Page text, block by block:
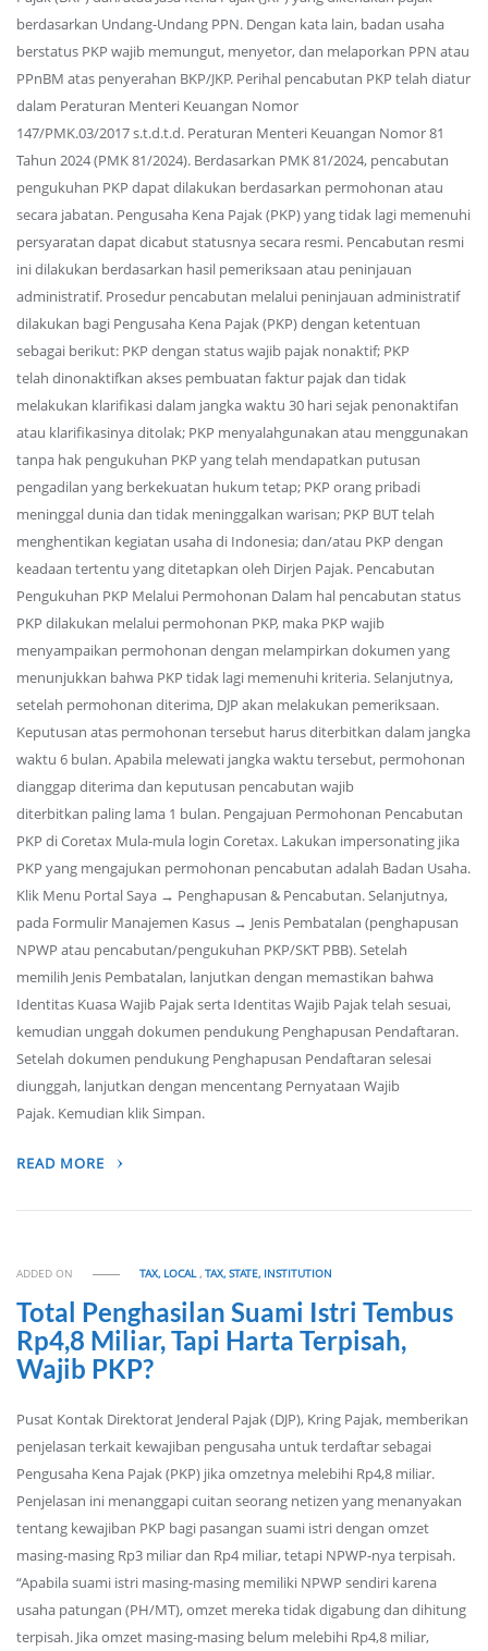
berdasarkan Undang-Undang PPN. Dengan kata lain, badan usaha
berstatus PKP wajib memungut, menyetor, dan melaporkan PPN atau
PPnBM atas penyerahan BKP/JKP. Perihal pencabutan PKP telah diatur
dalam Peraturan Menteri Keuangan Nomor
147/PMK.03/2017 s.t.d.t.d. Peraturan Menteri Keuangan Nomor 81
Tahun 2024 (PMK 81/2024). Berdasarkan PMK 81/2024, pencabutan
pengukuhan PKP dapat dilakukan berdasarkan permohonan atau
secara jabatan. Pengusaha Kena Pajak (PKP) yang tidak lagi memenuhi
persyaratan dapat dicabut statusnya secara resmi. Pencabutan resmi
ini dilakukan berdasarkan hasil pemeriksaan atau peninjauan
administratif. Prosedur pencabutan melalui peninjauan administratif
dilakukan bagi Pengusaha Kena Pajak (PKP) dengan ketentuan
sebagai berikut: PKP dengan status wajib pajak nonaktif; PKP
telah dinonaktifkan akses pembuatan faktur pajak dan tidak
melakukan klarifikasi dalam jangka waktu 30 hari sejak penonaktifan
atau klarifikasinya ditolak; PKP menyalahgunakan atau menggunakan
tanpa hak pengukuhan PKP yang telah mendapatkan putusan
pengadilan yang berkekuatan hukum tetap; PKP orang pribadi
meninggal dunia dan tidak meninggalkan warisan; PKP BUT telah
menghentikan kegiatan usaha di Indonesia; dan/atau PKP dengan
keadaan tertentu yang ditetapkan oleh Dirjen Pajak. Pencabutan
Pengukuhan PKP Melalui Permohonan Dalam hal pencabutan status
PKP dilakukan melalui permohonan PKP, maka PKP wajib
menyampaikan permohonan dengan melampirkan dokumen yang
menunjukkan bahwa PKP tidak lagi memenuhi kriteria. Selanjutnya,
setelah permohonan diterima, DJP akan melakukan pemeriksaan.
Keputusan atas permohonan tersebut harus diterbitkan dalam jangka
waktu 6 bulan. Apabila melewati jangka waktu tersebut, permohonan
dianggap diterima dan keputusan pencabutan wajib
diterbitkan paling lama 1 bulan. Pengajuan Permohonan Pencabutan
PKP di Coretax Mula-mula login Coretax. Lakukan impersonating jika
PKP yang mengajukan permohonan pencabutan adalah Badan Usaha.
Klik Menu Portal Saya → Penghapusan & Pencabutan. Selanjutnya,
pada Formulir Manajemen Kasus → Jenis Pembatalan (penghapusan
NPWP atau pencabutan/pengukuhan PKP/SKT PBB). Setelah
memilih Jenis Pembatalan, lanjutkan dengan memastikan bahwa
Identitas Kuasa Wajib Pajak serta Identitas Wajib Pajak telah sesuai,
kemudian unggah dokumen pendukung Penghapusan Pendaftaran.
Setelah dokumen pendukung Penghapusan Pendaftaran selesai
diunggah, lanjutkan dengan mencentang Pernyataan Wajib
Pajak. Kemudian klik Simpan.
READ MORE
ADDED ON TAX, LOCAL,TAX, STATE, INSTITUTION
Total Penghasilan Suami Istri Tembus
Rp4,8 Miliar, Tapi Harta Terpisah,
Wajib PKP?
Pusat Kontak Direktorat Jenderal Pajak (DJP), Kring Pajak, memberikan
penjelasan terkait kewajiban pengusaha untuk terdaftar sebagai
Pengusaha Kena Pajak (PKP) jika omzetnya melebihi Rp4,8 miliar.
Penjelasan ini menanggapi cuitan seorang netizen yang menanyakan
tentang kewajiban PKP bagi pasangan suami istri dengan omzet
masing-masing Rp3 miliar dan Rp4 miliar, tetapi NPWP-nya terpisah.
“Apabila suami istri masing-masing memiliki NPWP sendiri karena
usaha patungan (PH/MT), omzet mereka tidak digabung dan dihitung
terpisah. Jika omzet masing-masing belum melebihi Rp4,8 miliar,